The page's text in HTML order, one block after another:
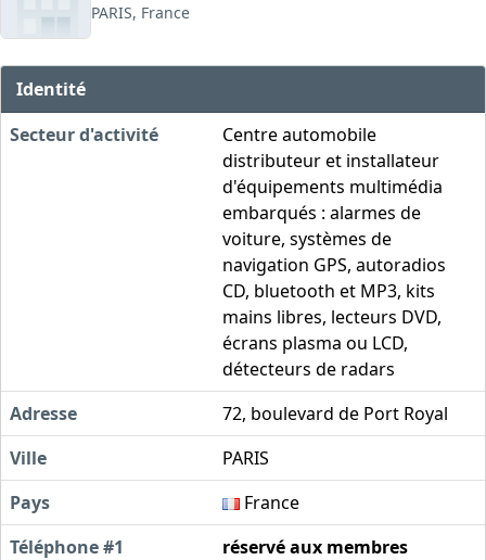
PARIS, France
Identité
Secteur d'activité
Centre automobile
distributeur et installateur
d'équipements multimédia
embarqués : alarmes de
voiture, systèmes de
navigation GPS, autoradios
CD, bluetooth et MP3, kits
mains libres, lecteurs DVD,
écrans plasma ou LCD,
détecteurs de radars
Adresse
72, boulevard de Port Royal
Ville
PARIS
Pays
France
Téléphone #1
réservé aux membres